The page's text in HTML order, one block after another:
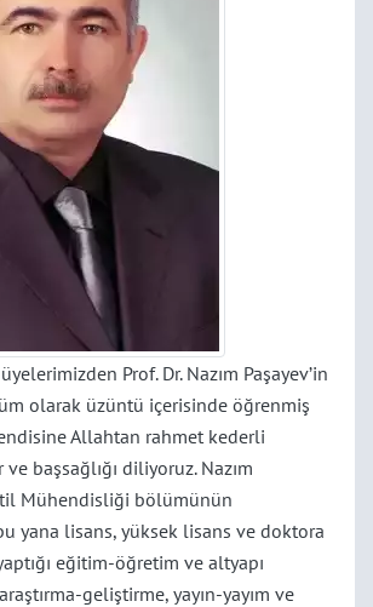
Prof. Dr. Nazım Paşayev’in
olarak üzüntü içerisinde öğrenmiş
Allahtan rahmet kederli
başsağlığı diliyoruz. Nazım
Mühendisliği bölümünün
yana lisans, yüksek lisans ve doktora
eğitim-öğretim ve altyapı
geliştirme, yayın-yayım ve